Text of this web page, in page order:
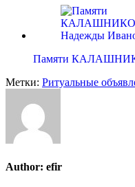
Памяти
Метки: Ритуальные
Author: efir